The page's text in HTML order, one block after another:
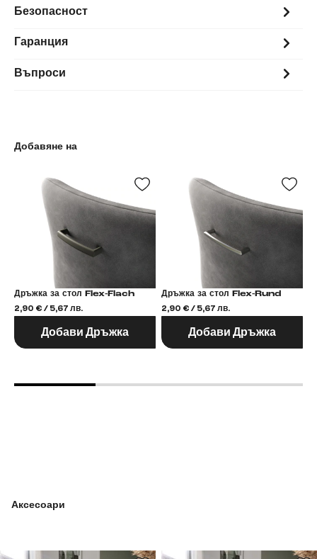
Безопасност
Гаранция
Въпроси
Добавяне на
Дръжка за стол Flex-Flach
2,90 € / 5,67 лв.
Добави Дръжка
Дръжка за стол Flex-Rund
2,90 € / 5,67 лв.
Добави Дръжка
Аксесоари